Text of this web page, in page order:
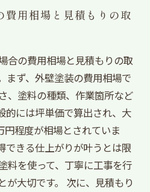
費用相場と見積もりの取
合の費用相場と見積もりの取
まず、外壁塗装の費用相場で
、塗料の種類、作業箇所など
的には坪単価で算出され、大
程度が相場とされていま
できる仕上がりが叶うとは限
料を使って、丁寧に工事を行
が大切です。 次に、見積もり